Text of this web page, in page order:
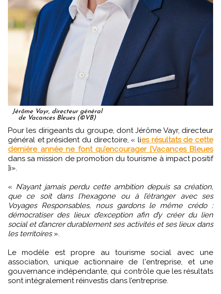
Jérôme Vayr, directeur général
de Vacances Bleues (©VB)
Pour les dirigeants du groupe, dont Jérôme Vayr, directeur
général et président du directoire, « lies résultats de cette
dernière année ne font qu’encourager [Vacances Bleues
dans sa mission de promotion du tourisme à impact positif
]i».
« N’ayant jamais perdu cette ambition depuis sa création,
que ce soit dans l’hexagone ou à l’étranger avec ses
Voyages Responsables, nous gardons le même crédo :
démocratiser des lieux d’exception afin d’y créer du lien
social et d’ancrer durablement ses activités et ses lieux dans
les territoires ».
Le modèle est propre au tourisme social avec une
association, unique actionnaire de l'entreprise, et une
gouvernance indépendante, qui contrôle que les résultats
sont intégralement réinvestis dans l’entreprise.